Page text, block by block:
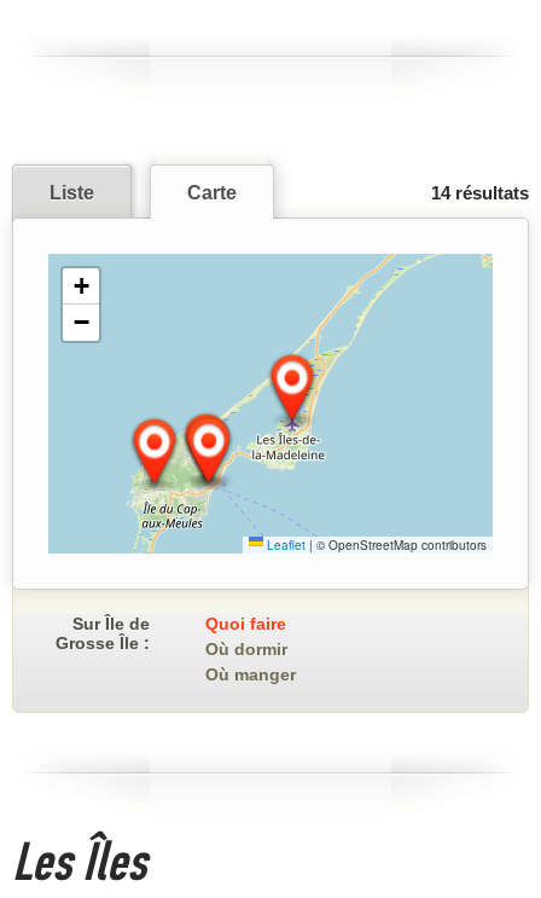
14 résultats
Liste Carte
+
−
Leaflet | © OpenStreetMap contributors
Sur Île de
Grosse Île :
Quoi faire
Où dormir
Où manger
Les Îles